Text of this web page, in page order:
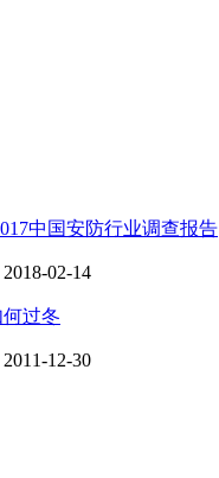
中国安防行业调查报告
02-14
过冬
12-30